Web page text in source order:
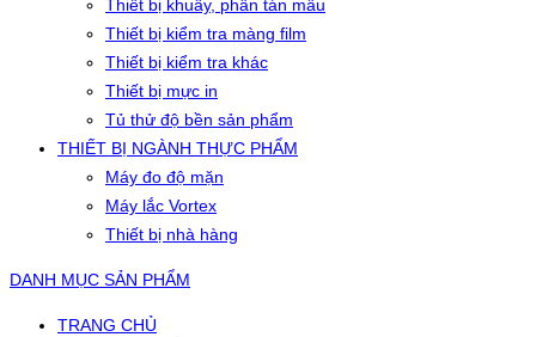
Thiết bị khuấy, phân tán mẫu
Thiết bị kiểm tra màng film
Thiết bị kiểm tra khác
Thiết bị mực in
Tủ thử độ bền sản phẩm
THIẾT BỊ NGÀNH THỰC PHẨM
Máy đo độ mặn
Máy lắc Vortex
Thiết bị nhà hàng
DANH MỤC SẢN PHẨM
TRANG CHỦ